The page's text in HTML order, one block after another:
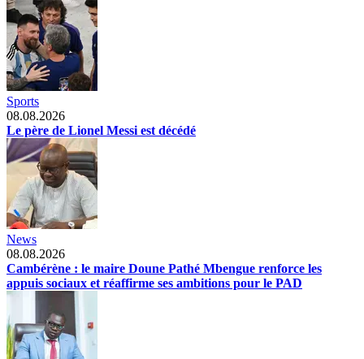
Sports
08.08.2026
Le père de Lionel Messi est décédé
News
08.08.2026
Cambérène : le maire Doune Pathé Mbengue renforce les
appuis sociaux et réaffirme ses ambitions pour le PAD